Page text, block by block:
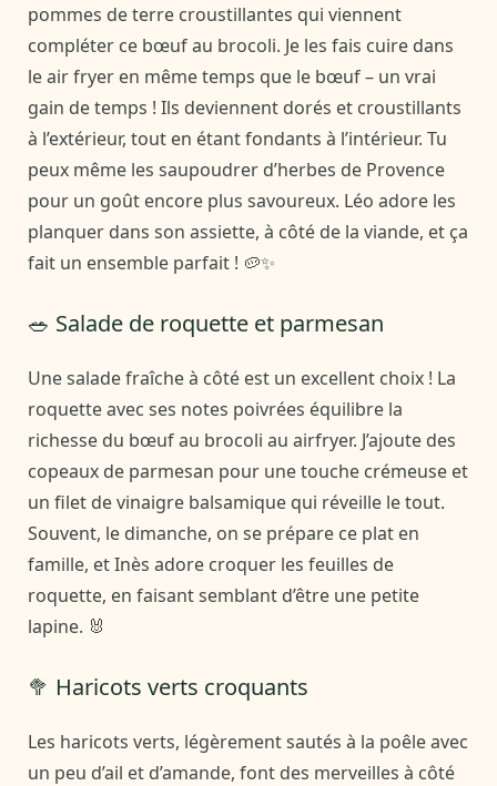
pommes de terre croustillantes qui viennent
compléter ce bœuf au brocoli. Je les fais cuire dans
le air fryer en même temps que le bœuf – un vrai
gain de temps ! Ils deviennent dorés et croustillants
à l’extérieur, tout en étant fondants à l’intérieur. Tu
peux même les saupoudrer d’herbes de Provence
pour un goût encore plus savoureux. Léo adore les
planquer dans son assiette, à côté de la viande, et ça
fait un ensemble parfait ! 🥔✨
🥗 Salade de roquette et parmesan
Une salade fraîche à côté est un excellent choix ! La
roquette avec ses notes poivrées équilibre la
richesse du bœuf au brocoli au airfryer. J’ajoute des
copeaux de parmesan pour une touche crémeuse et
un filet de vinaigre balsamique qui réveille le tout.
Souvent, le dimanche, on se prépare ce plat en
famille, et Inès adore croquer les feuilles de
roquette, en faisant semblant d’être une petite
lapine. 🐰
🥦 Haricots verts croquants
Les haricots verts, légèrement sautés à la poêle avec
un peu d’ail et d’amande, font des merveilles à côté